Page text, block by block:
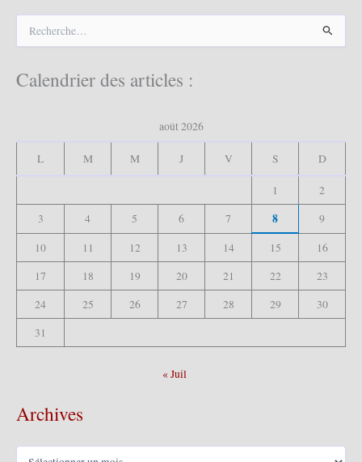
e
Calendrier des articles :
août 2026
L M M J V S D
1
2
3
4 5 6 7 8
9
10
11 12 13 14 15
16
17
18 19 20 21 22
23
24
25 26 27 28 29
30
31
« Juil
Archives
A